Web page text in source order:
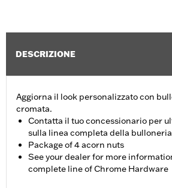
DESCRIZIONE
Aggiorna il look personalizzato con
cromata.
Contatta il tuo concessionario per
sulla linea completa della
Package of 4 acorn nuts
See your dealer for more
complete line of Chrome Hardware